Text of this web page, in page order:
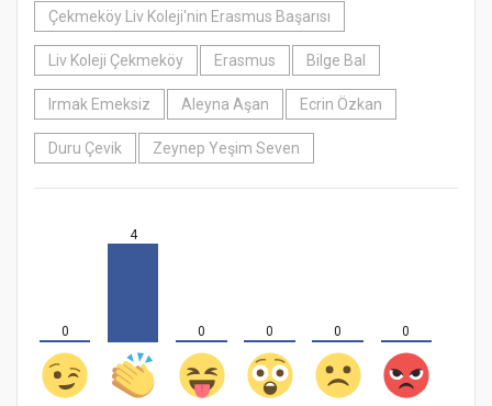
Çekmeköy Liv Koleji'nin Erasmus Başarısı
Liv Koleji Çekmeköy Erasmus Bilge Bal
Irmak Emeksiz Aleyna Aşan Ecrin Özkan
Duru Çevik Zeynep Yeşim Seven
0
4
0 0 0 0